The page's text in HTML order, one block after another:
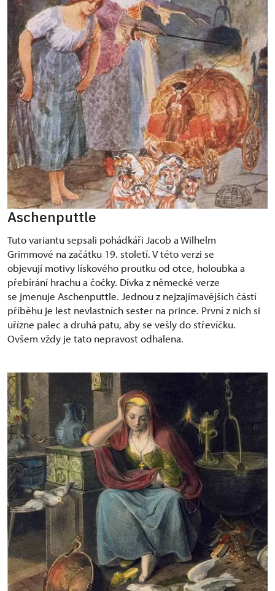
Aschenputtle
Tuto variantu sepsali pohádkáři Jacob a Wilhelm
Grimmové na začátku 19. století. V této verzi se
objevují motivy lískového proutku od otce, holoubka a
přebírání hrachu a čočky. Dívka z německé verze
se jmenuje Aschenputtle. Jednou z nejzajímavějších částí
příběhu je lest nevlastních sester na prince. První z nich si
uřízne palec a druhá patu, aby se vešly do střevíčku.
Ovšem vždy je tato nepravost odhalena.